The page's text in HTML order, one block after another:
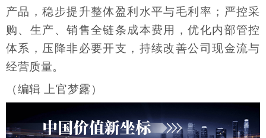
产品，稳步提升整体盈利水平与毛利率；严控采
购、生产、销售全链条成本费用，优化内部管控
体系，压降非必要开支，持续改善公司现金流与
经营质量。
（编辑 上官梦露）